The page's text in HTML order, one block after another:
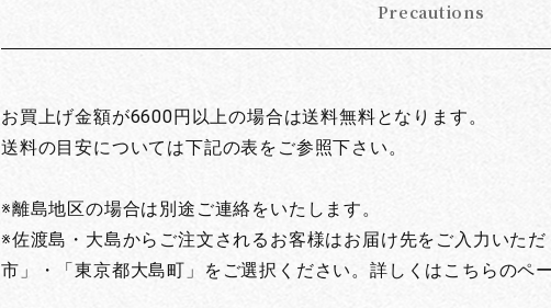
Precautions
お買上げ金額が6600円以上の場合は送料無料となります。
送料の目安については下記の表をご参照下さい。
※離島地区の場合は別途ご連絡をいたします。
※佐渡島・大島からご注文されるお客様はお届け先をご入力いた
市」・「東京都大島町」をご選択ください。詳しくはこちらのペ